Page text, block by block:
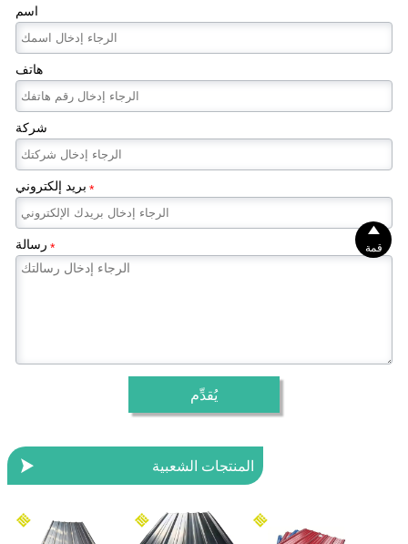
اسم
هاتف
شركة
بريد إلكتروني *
رسالة *
يُقدِّم
 المنتجات الشعبية

قمة